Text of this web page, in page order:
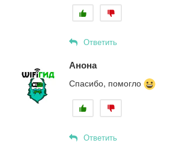
Ответить
Анона
Спасибо, помогло
Ответить